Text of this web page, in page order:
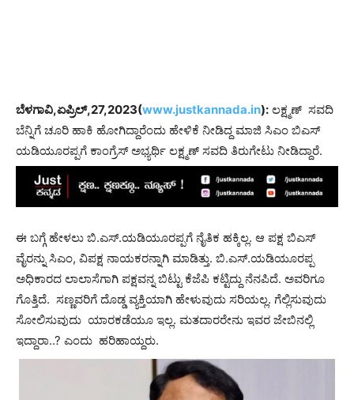
ಬೆಳಗಾವಿ,ಏಪ್ರಿಲ್,27,2023(www.justkannada.in): ಲಕ್ಷ್ಮಣ್ ಸವದಿ
ಬೆನ್ನಿಗೆ ಚೂರಿ ಹಾಕಿ ಹೋಗಿದ್ದಾರೆಂದು ಹೇಳಿಕೆ ನೀಡಿದ್ದ ಮಾಜಿ ಸಿಎಂ ಬಿಎಸ್
ಯಡಿಯೂರಪ್ಪಗೆ ಕಾಂಗ್ರೆಸ್ ಅಭ್ಯರ್ಥಿ ಲಕ್ಷ್ಮಣ್ ಸವದಿ ತಿರುಗೇಟು ನೀಡಿದ್ದಾರೆ.
ಈ ಬಗ್ಗೆ ಹೇಳಲು ಬಿ.ಎಸ್​​.ಯಡಿಯೂರಪ್ಪಗೆ ನೈತಿಕ ಹಕ್ಕಿಲ್ಲ. ಆ ಪಕ್ಷ ಬಿಎಸ್​
ವೈರನ್ನು ಸಿಎಂ, ವಿಪಕ್ಷ ನಾಯಕರನ್ನಾಗಿ ಮಾಡಿತ್ತು. ಬಿ.ಎಸ್​.ಯಡಿಯೂರಪ್ಪ
ಅಧಿಕಾರದ ಲಾಲಾಸೆಗಾಗಿ ಪಕ್ಷವನ್ನ ಬಿಟ್ಟು ಕೆಜೆಪಿ ಕಟ್ಟಿದ್ದು ನೆನಪಿದೆ. ಅವರಿಗೂ
ಗೊತ್ತಿದೆ. ಸಣ್ಣವರಿಗೆ ದೊಡ್ಡ ವ್ಯಕ್ತಿಯಾಗಿ ಹೇಳುವುದು ಸರಿಯಲ್ಲ. ಗೆಲ್ಲಿಸುವುದು
ಸೋಲಿಸುವುದು ಯಾರಕಡೆಯೂ ಇಲ್ಲ. ಮತದಾರರೇನು ಇವರ ಜೇಬಿನಲ್ಲಿ
ಇದ್ದಾರಾ..? ಎಂದು ಹರಿಹಾಯ್ದರು.